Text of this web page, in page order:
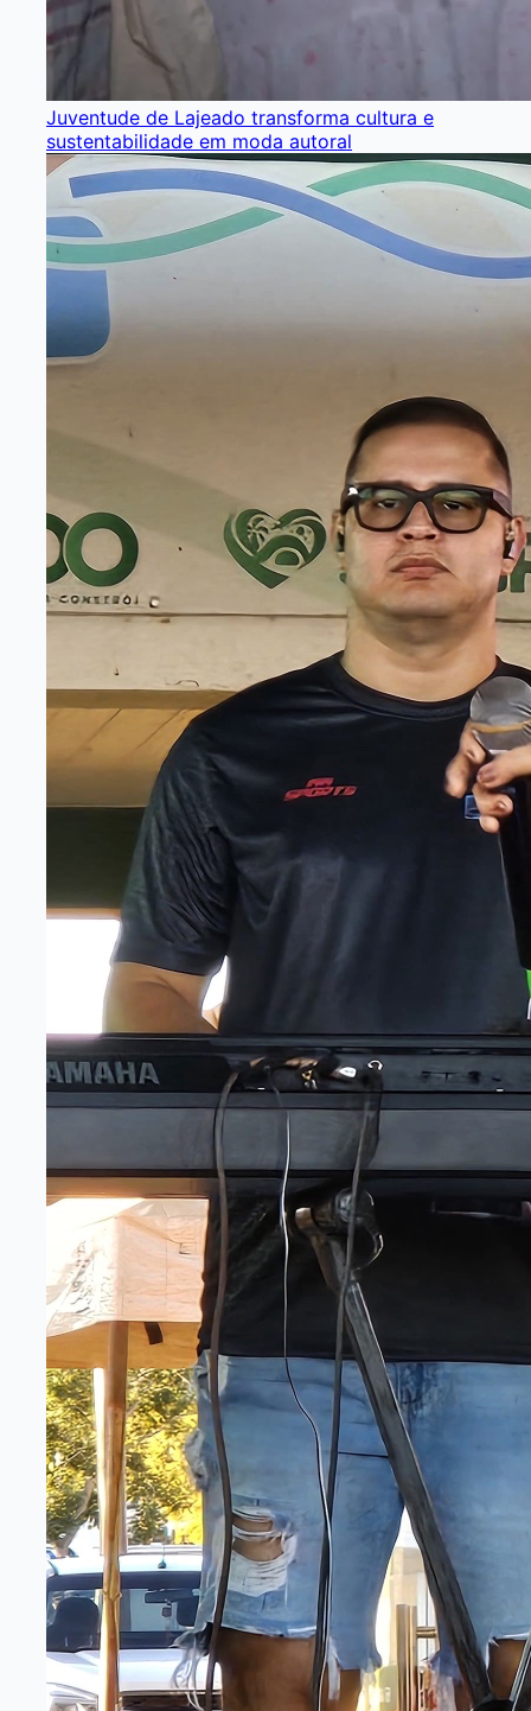
Juventude de Lajeado transforma cultura e
sustentabilidade em moda autoral